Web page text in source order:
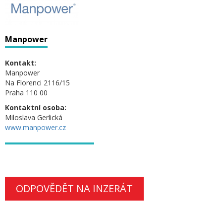
Manpower
Kontakt:
Manpower
Na Florenci 2116/15
Praha 110 00
Kontaktní osoba:
Miloslava Gerlická
www.manpower.cz
ODPOVĚDĚT NA INZERÁT